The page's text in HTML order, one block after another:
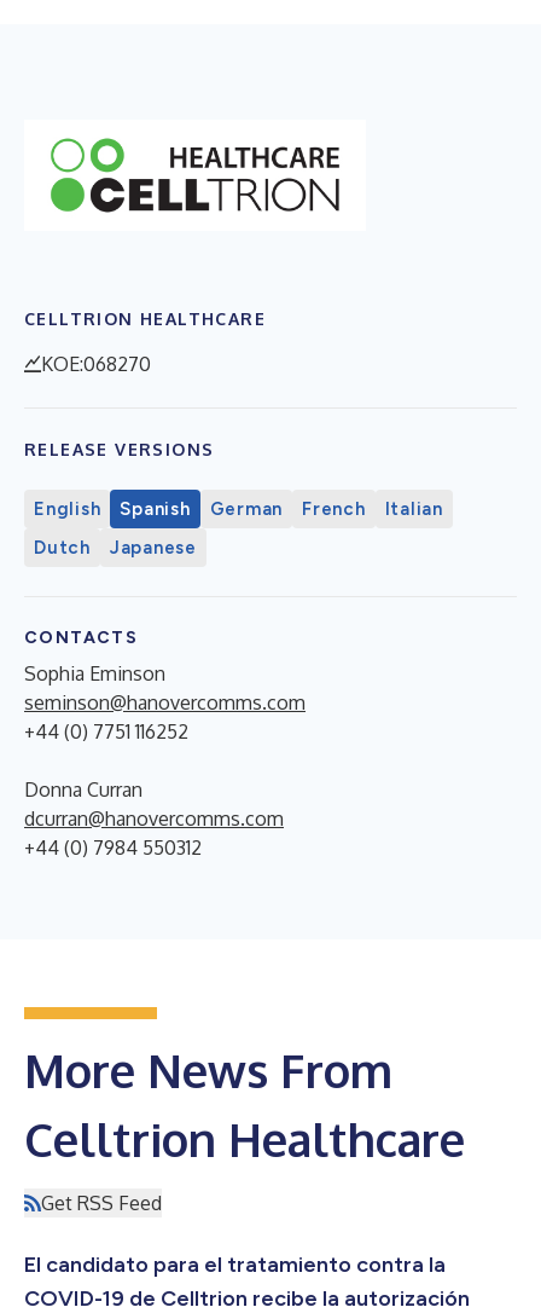
CELLTRION HEALTHCARE
KOE:068270
RELEASE VERSIONS
English Spanish German French
Italian
Dutch
Japanese
CONTACTS
Sophia Eminson
seminson@hanovercomms.com
+44 (0) 7751 116252
Donna Curran
dcurran@hanovercomms.com
+44 (0) 7984 550312
More News From
Celltrion Healthcare
Get RSS Feed
El candidato para el tratamiento contra la
COVID-19 de Celltrion recibe la autorización